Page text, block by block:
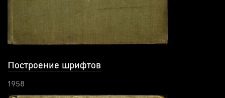
Построение шрифтов
1958